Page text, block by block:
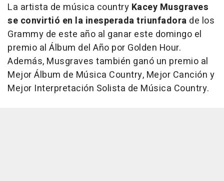
La artista de música country Kacey Musgraves
se convirtió en la inesperada triunfadora de los
Grammy de este año al ganar este domingo el
premio al Álbum del Año por Golden Hour.
Además, Musgraves también ganó un premio al
Mejor Álbum de Música Country, Mejor Canción y
Mejor Interpretación Solista de Música Country.